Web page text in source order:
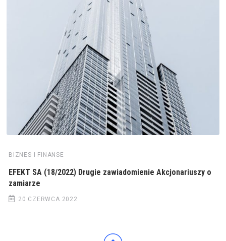
BIZNES I FINANSE
EFEKT SA (18/2022) Drugie zawiadomienie Akcjonariuszy o
zamiarze
20 CZERWCA 2022